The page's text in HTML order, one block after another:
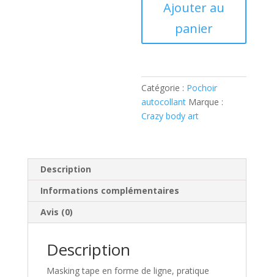
autocollant
Ajouter au
panier
Catégorie : Pochoir
autocollant Marque :
Crazy body art
Description
Informations complémentaires
Avis (0)
Description
Masking tape en forme de ligne, pratique